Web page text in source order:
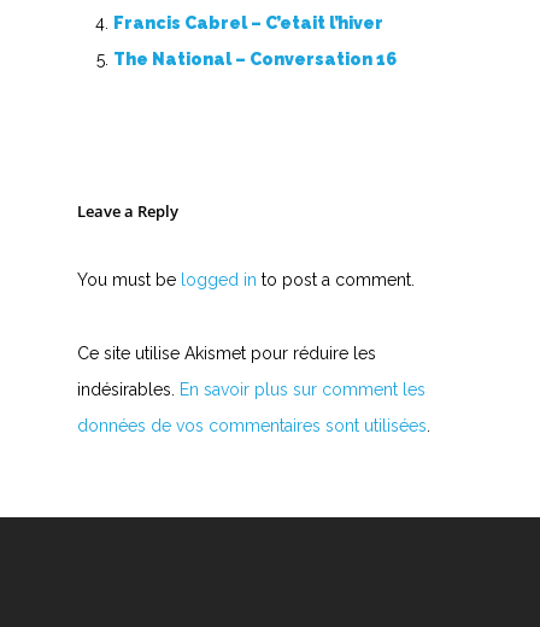
Francis Cabrel – C’etait l’hiver
The National – Conversation 16
Leave a Reply
You must be logged in to post a comment.
Ce site utilise Akismet pour réduire les
indésirables.
En savoir plus sur comment les
données de vos commentaires sont utilisées